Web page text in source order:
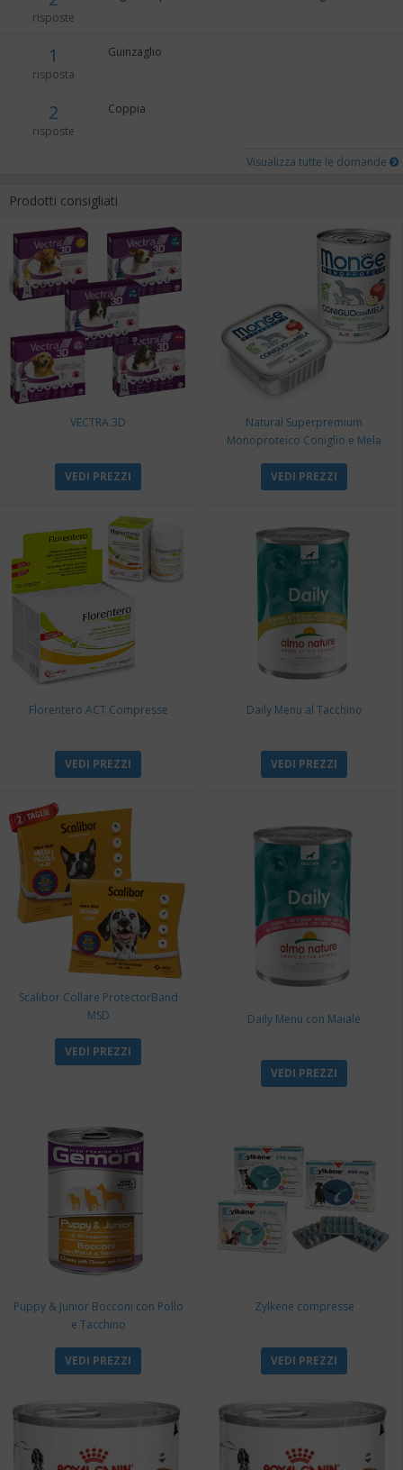
risposte
1
risposta
Guinzaglio
2
risposte
Coppia
Visualizza tutte le domande
Prodotti consigliati
VECTRA 3D
VEDI PREZZI
Natural Superpremium
Monoproteico Coniglio e Mela
VEDI PREZZI
Florentero ACT Compresse
VEDI PREZZI
Daily Menu al Tacchino
VEDI PREZZI
Scalibor Collare ProtectorBand
MSD
VEDI PREZZI
Daily Menu con Maiale
VEDI PREZZI
Puppy & Junior Bocconi con Pollo
e Tacchino
VEDI PREZZI
Zylkene compresse
VEDI PREZZI